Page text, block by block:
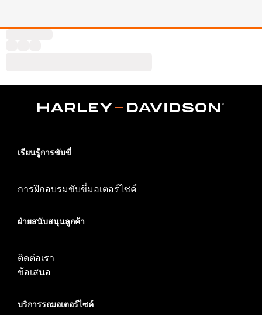
เรียนรู้การขับขี่
การฝึกอบรมขับขี่มอเตอร์ไซค์
ฝ่ายสนับสนุนลูกค้า
ติดต่อเรา
ข้อเสนอ
บริการรถมอเตอร์ไซค์​